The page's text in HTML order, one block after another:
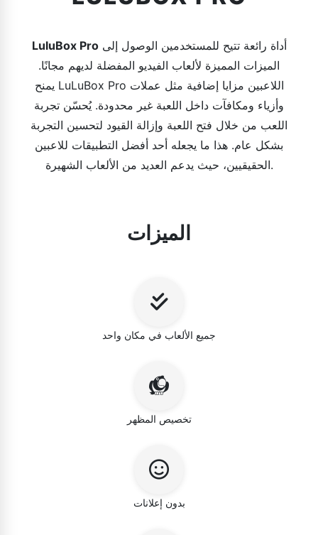
LuluBox Proأداة رائعة تتيح للمستخدمين الوصول إلى
الميزات المميزة لألعاب الفيديو المفضلة لديهم مجانًا.
يمنح LuLuBox Pro اللاعبين مزايا إضافية مثل عملات
وأزياء ومكافآت داخل اللعبة غير محدودة. يُحسّن تجربة
اللعب من خلال فتح اللعبة وإزالة القيود لتحسين التجربة
بشكل عام. هذا ما يجعله أحد أفضل التطبيقات للاعبين
الحقيقيين، حيث يدعم العديد من الألعاب الشهيرة.
الميزات
جميع الألعاب في مكان واحد
تخصيص المظهر
بدون إعلانات